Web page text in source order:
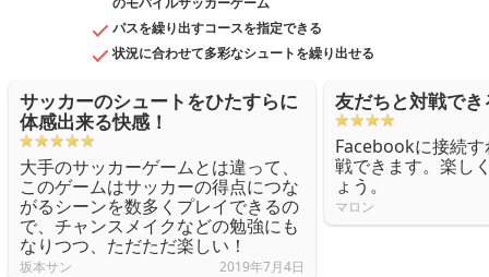
パスを繰り出すコースを指定できる
状況に合わせて多彩なシュートを繰り出せる
サッカーのシュートをひたすらに
体感出来る快感！
大手のサッカーゲームとは違って、
このゲームはサッカーの得点につな
がるシーンを数多くプレイできるの
で、チャンスメイクなどの勉強にも
なりつつ、ただただ楽しい！
坂本サン 2019年7月4日
友だちと対戦でき
Facebookに接続
戦できます。楽し
ょう。
マロン